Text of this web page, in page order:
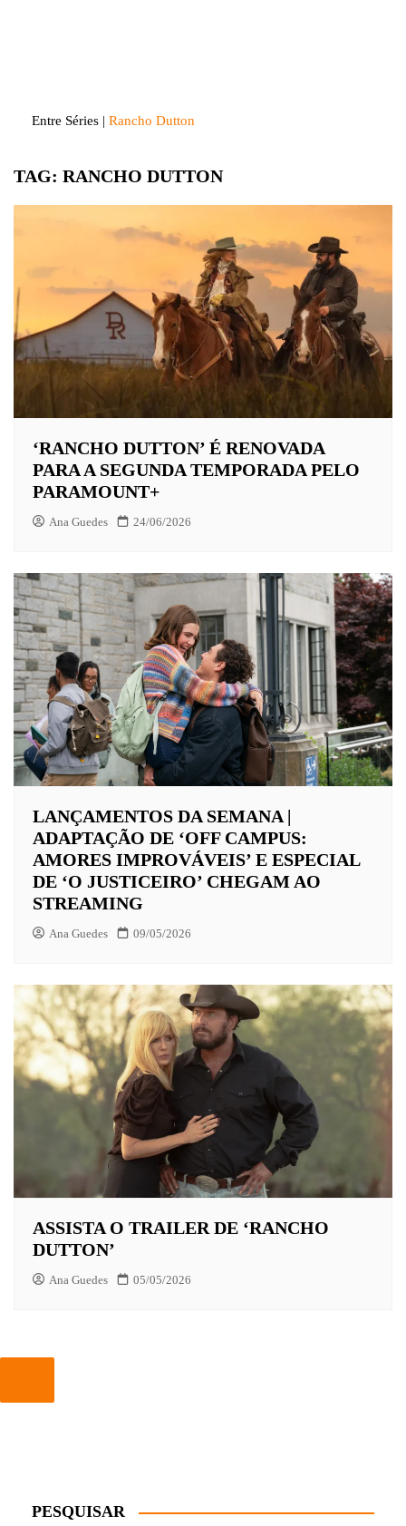
Entre Séries | Rancho Dutton
TAG: RANCHO DUTTON
‘RANCHO DUTTON’ É RENOVADA
PARA A SEGUNDA TEMPORADA PELO
PARAMOUNT+
Ana Guedes 24/06/2026
LANÇAMENTOS DA SEMANA |
ADAPTAÇÃO DE ‘OFF CAMPUS:
AMORES IMPROVÁVEIS’ E ESPECIAL
DE ‘O JUSTICEIRO’ CHEGAM AO
STREAMING
Ana Guedes 09/05/2026
ASSISTA O TRAILER DE ‘RANCHO
DUTTON’
Ana Guedes 05/05/2026
PESQUISAR